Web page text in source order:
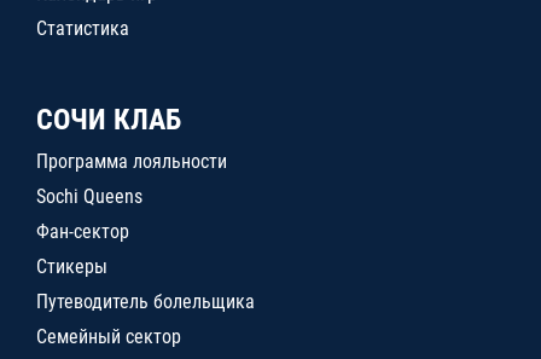
Статистика
СОЧИ КЛАБ
Программа лояльности
Sochi Queens
Фан-сектор
Стикеры
Путеводитель болельщика
Семейный сектор